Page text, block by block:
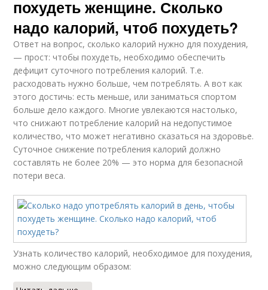
похудеть женщине. Сколько
надо калорий, чтоб похудеть?
Ответ на вопрос, сколько калорий нужно для похудения,
— прост: чтобы похудеть, необходимо обеспечить
дефицит суточного потребления калорий. Т.е.
расходовать нужно больше, чем потреблять. А вот как
этого достичь: есть меньше, или заниматься спортом
больше дело каждого. Многие увлекаются настолько,
что снижают потребление калорий на недопустимое
количество, что может негативно сказаться на здоровье.
Суточное снижение потребления калорий должно
составлять не более 20% — это норма для безопасной
потери веса.
Узнать количество калорий, необходимое для похудения,
можно следующим образом: